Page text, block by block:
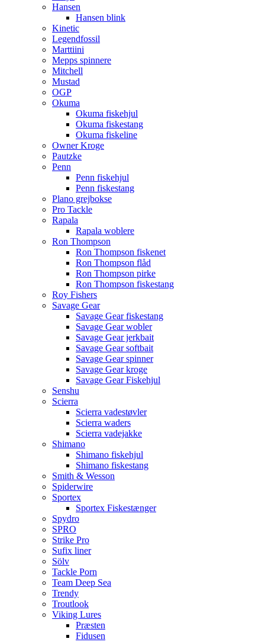
Hansen
Hansen blink
Kinetic
Legendfossil
Marttiini
Mepps spinnere
Mitchell
Mustad
OGP
Okuma
Okuma fiskehjul
Okuma fiskestang
Okuma fiskeline
Owner Kroge
Pautzke
Penn
Penn fiskehjul
Penn fiskestang
Plano grejbokse
Pro Tackle
Rapala
Rapala woblere
Ron Thompson
Ron Thompson fiskenet
Ron Thompson flåd
Ron Thompson pirke
Ron Thompson fiskestang
Roy Fishers
Savage Gear
Savage Gear fiskestang
Savage Gear wobler
Savage Gear jerkbait
Savage Gear softbait
Savage Gear spinner
Savage Gear kroge
Savage Gear Fiskehjul
Senshu
Scierra
Scierra vadestøvler
Scierra waders
Scierra vadejakke
Shimano
Shimano fiskehjul
Shimano fiskestang
Smith & Wesson
Spiderwire
Sportex
Sportex Fiskestænger
Spydro
SPRO
Strike Pro
Sufix liner
Sölv
Tackle Porn
Team Deep Sea
Trendy
Troutlook
Viking Lures
Præsten
Fidusen